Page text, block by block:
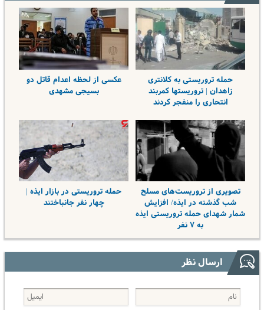
حمله تروریستی به کلانتری
زاهدان | تروریستها کمربند
انتحاری را منفجر کردند
عکسی از لحظه اعدام قاتل دو
بسیجی مشهدی
تصویری از تروریست‌های مسلح
شب گذشته در ایذه/ افزایش
شمار شهدای حمله تروریستی ایذه
به ۷ نفر
حمله تروریستی در بازار ایذه |
چهار نفر جانباختند
ارسال نظر